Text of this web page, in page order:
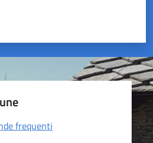
su 5
su 5
5
frequenti